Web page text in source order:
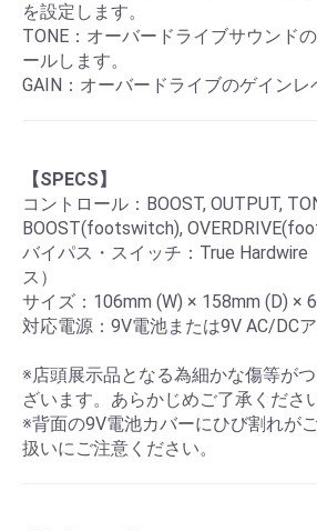
を設定します。
TONE：オーバードライブサウンド
ールします。
GAIN：オーバードライブのゲインレ
【SPECS】
コントロール：BOOST, OUTPUT,
BOOST(footswitch),
バイパス・スイッチ：True Hardwire
ス）
サイズ：106mm (W) × 158mm (D) ×
対応電源：9V電池または9V AC/DC
※店頭展示品となる為細かな傷等が
ざいます。あらかじめご了承くださ
※背面の9V電池カバーにひび割れが
扱いにご注意ください。